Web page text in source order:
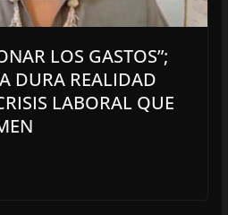
LOS GASTOS”;
DURA REALIDAD
LABORAL QUE